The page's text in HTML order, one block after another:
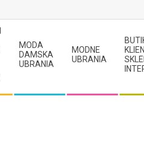
MODA
DAMSKA
UBRANIA
MODNE
UBRANIA